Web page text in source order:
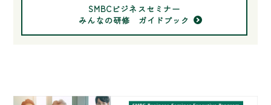
SMBCビジネスセミナー
みんなの研修 ガイドブック